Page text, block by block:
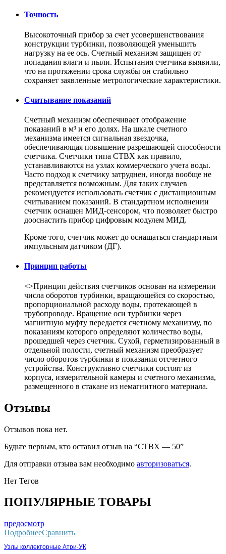
Точность
Высокоточный прибор за счет усовершенствования
конструкции турбинки, позволяющей уменьшить
нагрузку на ее ось. Счетный механизм защищен от
попадания влаги и пыли. Испытания счетчика выявили,
что на протяжении срока службы он стабильно
сохраняет заявленные метрологические характеристики.
Считывание показаний
Счетный механизм обеспечивает отображение
показаний в м³ и его долях. На шкале счетного
механизма имеется сигнальная звездочка,
обеспечивающая повышение разрешающей способности
счетчика. Счетчики типа СТВХ как правило,
устанавливаются на узлах коммерческого учета воды.
Часто подход к счетчику затруднен, иногда вообще не
представляется возможным. Для таких случаев
рекомендуется использовать счетчик с дистанционным
считыванием показаний. В стандартном исполнении
счетчик оснащен МИД-сенсором, что позволяет быстро
дооснастить прибор цифровым модулем МИД.
Кроме того, счетчик может до оснащаться стандартным
импульсным датчиком (ДГ).
Принцип работы
<>Принцип действия счетчиков основан на измерении
числа оборотов турбинки, вращающейся со скоростью,
пропорциональной расходу воды, протекающей в
трубопроводе. Вращение оси турбинки через
магнитную муфту передается счетному механизму, по
показаниям которого определяют количество воды,
прошедшей через счетчик. Сухой, герметизированный в
отдельной полости, счетный механизм преобразует
число оборотов турбинки в показания отсчетного
устройства. Конструктивно счетчики состоят из
корпуса, измерительной камеры и счетного механизма,
размещенного в стакане из немагнитного материала.
Отзывы
Отзывов пока нет.
Будьте первым, кто оставил отзыв на “СТВХ — 50”
Для отправки отзыва вам необходимо авторизоваться.
Нет Тегов
ПОПУЛЯРНЫЕ ТОВАРЫ
предосмотр
ПодробнееСравнить
Узлы коллекторные Атри-УК